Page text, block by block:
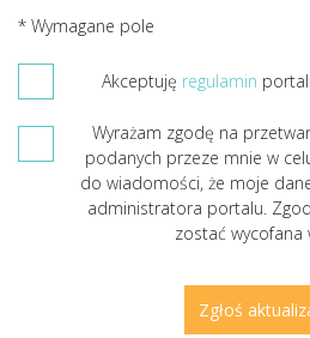
* Wymagane pole
Akceptuję regulamin
Wyrażam zgodę na
podanych przeze mnie w
do wiadomości, że moje
administratora portalu.
zostać wycofana